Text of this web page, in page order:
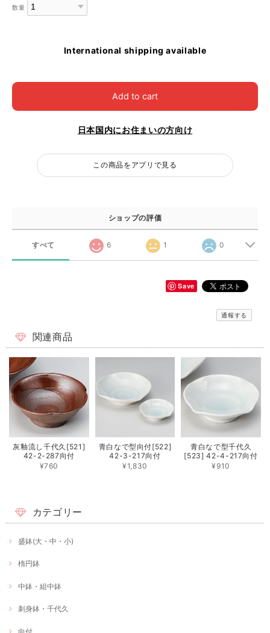
数量
International shipping available
Add to cart
日本国内にお住まいの方向け
この商品をアプリで見る
ショップの評価
すべて 6 1 0
Save
通報する
関連商品
灰釉流し千代久[521]
42-2-287向付
¥760
青白なで型向付[522]
42-3-217向付
¥1,830
青白なで型千代久
[523] 42-4-217向付
¥910
カテゴリー
盛鉢(大・中・小)
楕円鉢
中鉢・組中鉢
刺身鉢・千代久